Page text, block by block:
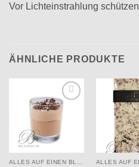
Vor Lichteinstrahlung schützen
ÄHNLICHE PRODUKTE
Add to
wishlist
ALLES AUF EINEN BLICK